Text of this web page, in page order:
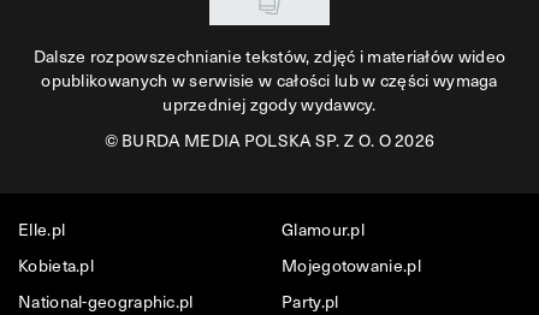
Dalsze rozpowszechnianie tekstów, zdjęć i materiałów wideo
opublikowanych w serwisie w całości lub w części wymaga
uprzedniej zgody wydawcy.
©BURDA MEDIA POLSKA SP. Z O. O 2026
Elle.pl
Glamour.pl
Kobieta.pl
Mojegotowanie.pl
National-geographic.pl
Party.pl